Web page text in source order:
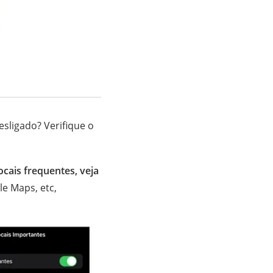
Verifique o
frequentes, veja
Maps, etc,